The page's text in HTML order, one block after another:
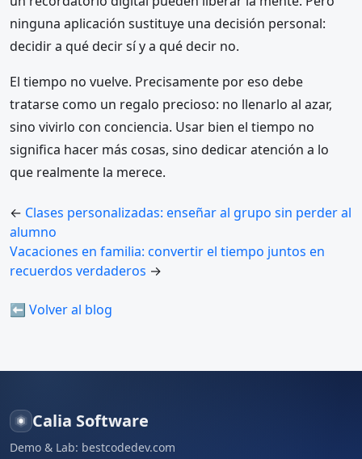
ninguna aplicación sustituye una decisión personal:
decidir a qué decir sí y a qué decir no.
El tiempo no vuelve. Precisamente por eso debe
tratarse como un regalo precioso: no llenarlo al azar,
sino vivirlo con conciencia. Usar bien el tiempo no
significa hacer más cosas, sino dedicar atención a lo
que realmente la merece.
← Clases personalizadas: enseñar al grupo sin perder al
alumno
Vacaciones en familia: convertir el tiempo juntos en
recuerdos verdaderos →
⬅ Volver al blog
Calia Software
Demo & Lab: bestcodedev.com